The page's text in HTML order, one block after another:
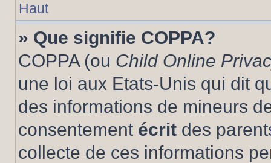
Haut
» Que signifie COPPA?
COPPA (ou Child Online
une loi aux Etats-Unis qui dit
des informations de mineurs
consentement écrit des
collecte de ces informations